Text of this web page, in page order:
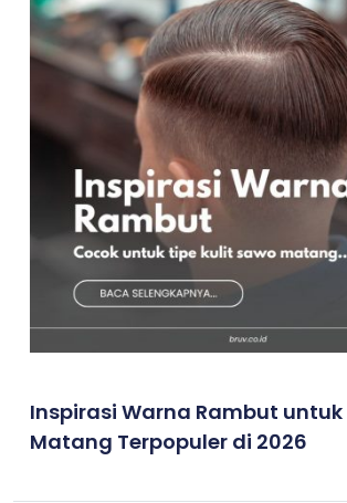
Inspirasi Warna Rambut untuk
Matang Terpopuler di 2026